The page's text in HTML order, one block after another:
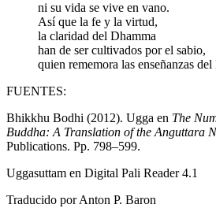
ni su vida se vive en vano.
Así que la fe y la virtud,
la claridad del Dhamma
han de ser cultivados por el sabio,
quien rememora las enseñanzas del
FUENTES:
Bhikkhu Bodhi (2012). Ugga en The
Buddha: A Translation of the Anguttara
Publications. Pp. 798–599.
Uggasuttam en Digital Pali Reader 4.1
Traducido porAnton P. Baron